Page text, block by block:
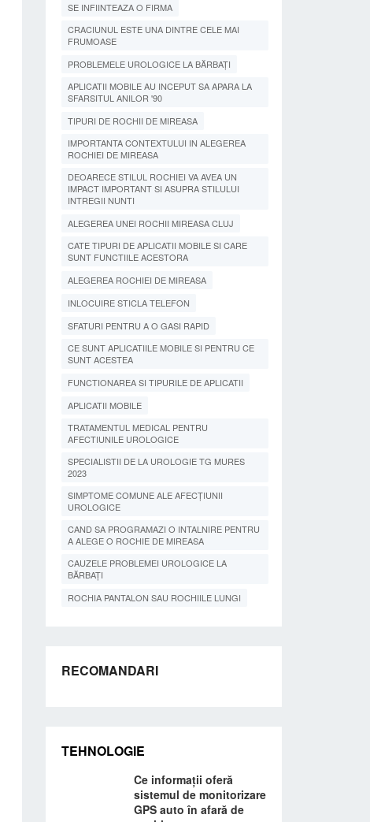
SE INFIINTEAZA O FIRMA
CRACIUNUL ESTE UNA DINTRE CELE MAI
FRUMOASE
PROBLEMELE UROLOGICE LA BĂRBAȚI
APLICATII MOBILE AU INCEPUT SA APARA LA
SFARSITUL ANILOR '90
TIPURI DE ROCHII DE MIREASA
IMPORTANTA CONTEXTULUI IN ALEGEREA
ROCHIEI DE MIREASA
DEOARECE STILUL ROCHIEI VA AVEA UN
IMPACT IMPORTANT SI ASUPRA STILULUI
INTREGII NUNTI
ALEGEREA UNEI ROCHII MIREASA CLUJ
CATE TIPURI DE APLICATII MOBILE SI CARE
SUNT FUNCTIILE ACESTORA
ALEGEREA ROCHIEI DE MIREASA
INLOCUIRE STICLA TELEFON
SFATURI PENTRU A O GASI RAPID
CE SUNT APLICATIILE MOBILE SI PENTRU CE
SUNT ACESTEA
FUNCTIONAREA SI TIPURILE DE APLICATII
APLICATII MOBILE
TRATAMENTUL MEDICAL PENTRU
AFECTIUNILE UROLOGICE
SPECIALISTII DE LA UROLOGIE TG MURES
2023
SIMPTOME COMUNE ALE AFECȚIUNII
UROLOGICE
CAND SA PROGRAMAZI O INTALNIRE PENTRU
A ALEGE O ROCHIE DE MIREASA
CAUZELE PROBLEMEI UROLOGICE LA
BĂRBAȚI
ROCHIA PANTALON SAU ROCHIILE LUNGI
RECOMANDARI
TEHNOLOGIE
Ce informații oferă
sistemul de monitorizare
GPS auto în afară de